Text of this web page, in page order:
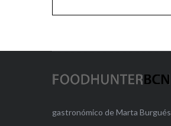
gastronómico de Marta Burgués